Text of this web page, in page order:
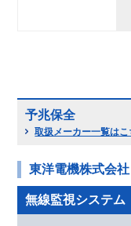
予兆保全
取扱メーカー一覧はこ
東洋電機株式会社
無線監視システム